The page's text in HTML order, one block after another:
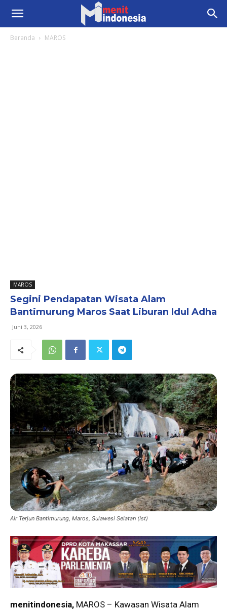
Beranda MAROS
MAROS
Segini Pendapatan Wisata Alam
Bantimurung Maros Saat Liburan Idul Adha
Juni 3, 2026
Air Terjun Bantimurung, Maros, Sulawesi Selatan (Ist)
menitindonesia, MAROS – Kawasan Wisata Alam